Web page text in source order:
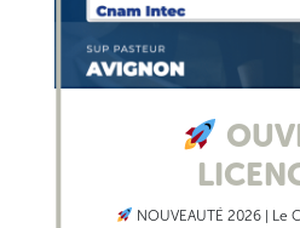
NOUVEAUTÉ 2026 | Le